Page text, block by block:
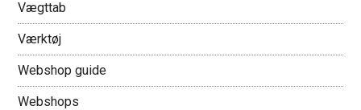
Vægttab
Værktøj
Webshop guide
Webshops